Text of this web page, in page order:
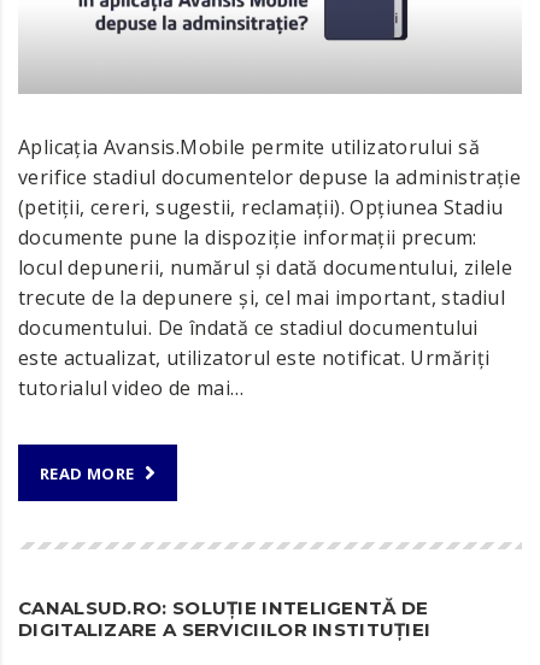
Aplicația Avansis.Mobile permite utilizatorului să
verifice stadiul documentelor depuse la administrație
(petiții, cereri, sugestii, reclamații). Opțiunea Stadiu
documente pune la dispoziție informații precum:
locul depunerii, numărul și dată documentului, zilele
trecute de la depunere și, cel mai important, stadiul
documentului. De îndată ce stadiul documentului
este actualizat, utilizatorul este notificat. Urmăriți
tutorialul video de mai…
READ MORE
CANALSUD.RO: SOLUȚIE INTELIGENTĂ DE
DIGITALIZARE A SERVICIILOR INSTITUȚIEI